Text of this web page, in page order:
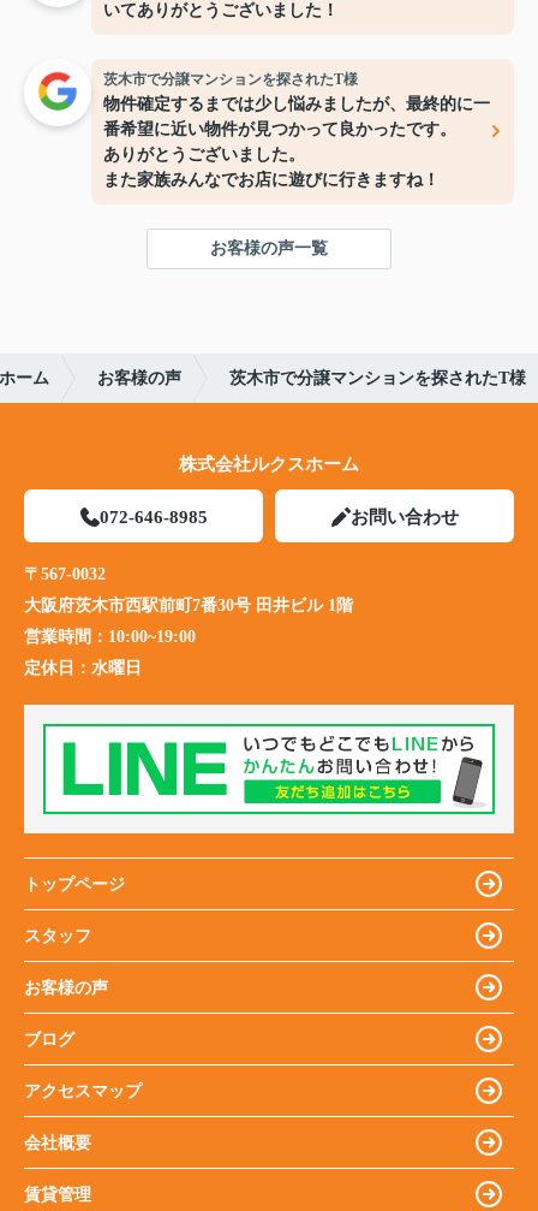
いてありがとうございました！
茨木市で分譲マンションを探されたT様
物件確定するまでは少し悩みましたが、最終的に一
番希望に近い物件が見つかって良かったです。
ありがとうございました。
また家族みんなでお店に遊びに行きますね！
お客様の声一覧
ーム お客様の声 茨木市で分譲マンションを探されたT様
株式会社ルクスホーム
072-646-8985 お問い合わせ
〒567-0032
大阪府茨木市西駅前町7番30号 田井ビル 1階
営業時間： 10:00~19:00
定休日： 水曜日
トップページ
スタッフ
お客様の声
ブログ
アクセスマップ
会社概要
賃貸管理